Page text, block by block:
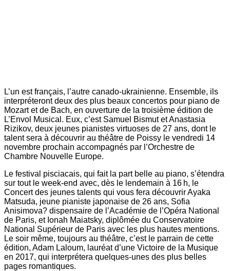
L’un est français, l’autre canado-ukrainienne. Ensemble, ils
interpréteront deux des plus beaux concertos pour piano de
Mozart et de Bach, en ouverture de la troisième édition de
L’Envol Musical. Eux, c’est Samuel Bismut et Anastasia
Rizikov, deux jeunes pianistes virtuoses de 27 ans, dont le
talent sera à découvrir au théâtre de Poissy le vendredi 14
novembre prochain accompagnés par l’Orchestre de
Chambre Nouvelle Europe.
Le festival pisciacais, qui fait la part belle au piano, s’étendra
sur tout le week-end avec, dès le lendemain à 16 h, le
Concert des jeunes talents qui vous fera découvrir Ayaka
Matsuda, jeune pianiste japonaise de 26 ans, Sofia
Anisimova? dispensaire de l’Académie de l’Opéra National
de Paris, et Ionah Maiatsky, diplômée du Conservatoire
National Supérieur de Paris avec les plus hautes mentions.
Le soir même, toujours au théâtre, c’est le parrain de cette
édition, Adam Laloum, lauréat d’une Victoire de la Musique
en 2017, qui interprétera quelques-unes des plus belles
pages romantiques.